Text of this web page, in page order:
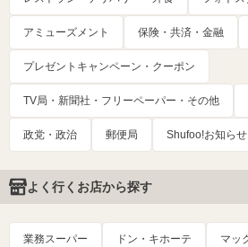
アミューズメント 保険・共済・金融
プレゼントキャンペーン・クーポン
TV局・新聞社・フリーペーパー・その他
政党・政治 郵便局 Shufoo!お知らせ
よく行くお店から探す
業務スーパー ドン・キホーテ マッ